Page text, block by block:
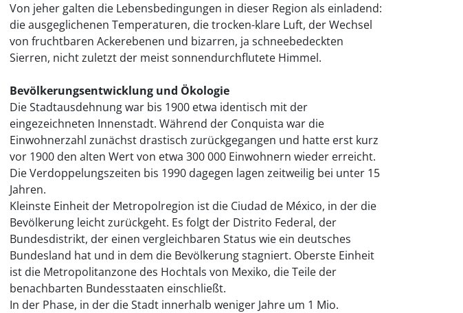
Von jeher galten die Lebensbedingungen in dieser Region als einladend:
die ausgeglichenen Temperaturen, die trocken-klare Luft, der Wechsel
von fruchtbaren Ackerebenen und bizarren, ja schneebedeckten
Sierren, nicht zuletzt der meist sonnendurchflutete Himmel.
Bevölkerungsentwicklung und Ökologie
Die Stadtausdehnung war bis 1900 etwa identisch mit der
eingezeichneten Innenstadt. Während der Conquista war die
Einwohnerzahl zunächst drastisch zurückgegangen und hatte erst kurz
vor 1900 den alten Wert von etwa 300 000 Einwohnern wieder erreicht.
Die Verdoppelungszeiten bis 1990 dagegen lagen zeitweilig bei unter 15
Jahren.
Kleinste Einheit der Metropolregion ist die Ciudad de México, in der die
Bevölkerung leicht zurückgeht. Es folgt der Distrito Federal, der
Bundesdistrikt, der einen vergleichbaren Status wie ein deutsches
Bundesland hat und in dem die Bevölkerung stagniert. Oberste Einheit
ist die Metropolitanzone des Hochtals von Mexiko, die Teile der
benachbarten Bundesstaaten einschließt.
In der Phase, in der die Stadt innerhalb weniger Jahre um 1 Mio.